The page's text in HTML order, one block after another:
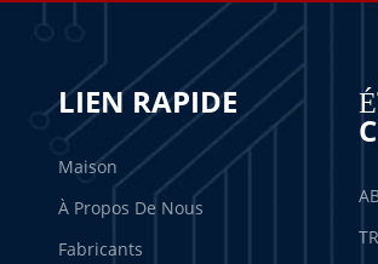
LIEN RAPIDE
Maison
À Propos De Nous
Fabricants